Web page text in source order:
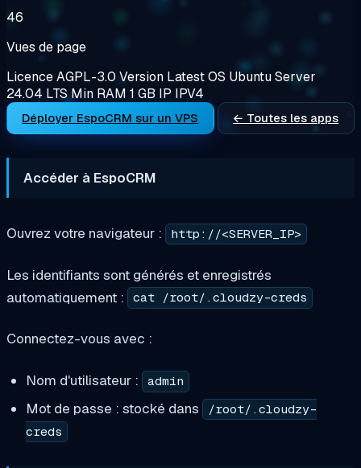
46
Vues de page
LicenceAGPL-3.0 Version LatestOS Ubuntu Server
24.04 LTSMin RAM 1 GB IP IPV4
Déployer EspoCRM sur un VPS ← Toutes les apps
Accéder à EspoCRM
Ouvrez votre navigateur : http://<SERVER_IP>
Les identifiants sont générés et enregistrés
automatiquement :
cat /root/.cloudzy-creds
Connectez-vous avec :
Nom d'utilisateur : admin
Mot de passe : stocké dans
/root/.cloudzy-
creds